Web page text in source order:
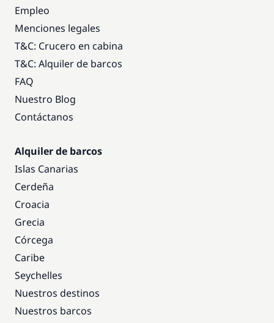
Empleo
Menciones legales
T&C: Crucero en cabina
T&C: Alquiler de barcos
FAQ
Nuestro Blog
Contáctanos
Alquiler de barcos
Islas Canarias
Cerdeña
Croacia
Grecia
Córcega
Caribe
Seychelles
Nuestros destinos
Nuestros barcos